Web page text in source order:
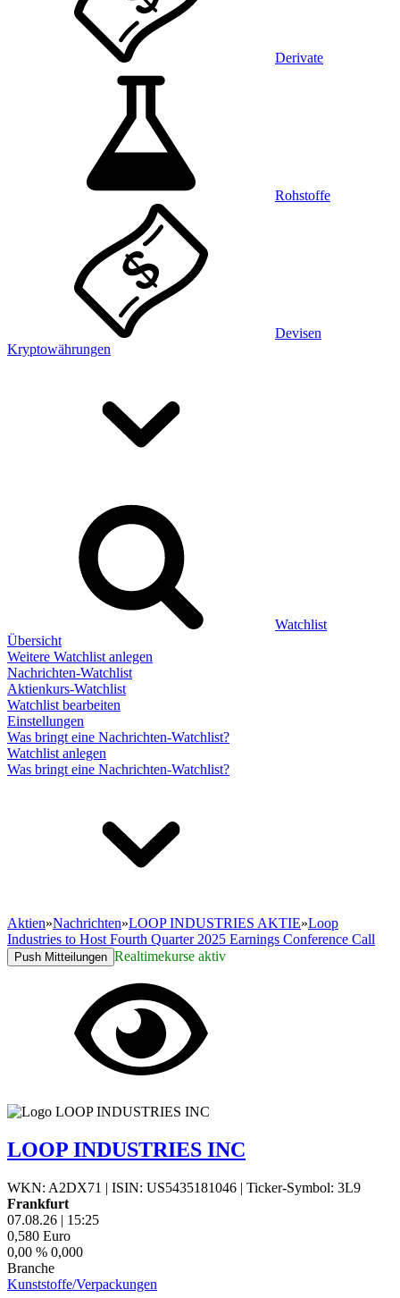
Derivate
Rohstoffe
Devisen
Kryptowährungen
Watchlist
Übersicht
Weitere Watchlist anlegen
Nachrichten-Watchlist
Aktienkurs-Watchlist
Watchlist bearbeiten
Einstellungen
Was bringt eine Nachrichten-Watchlist?
Watchlist anlegen
Was bringt eine Nachrichten-Watchlist?
Aktien»Nachrichten»LOOP INDUSTRIES AKTIE»Loop
Industries to Host Fourth Quarter 2025 Earnings Conference Call
Push Mitteilungen Realtimekurse aktiv
LOOP INDUSTRIES INC
WKN: A2DX71 | ISIN: US5435181046 | Ticker-Symbol: 3L9
Frankfurt
07.08.26 | 15:25
0,580 Euro
0,00 % 0,000
Branche
Kunststoffe/Verpackungen